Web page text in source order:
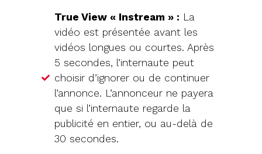
True View « Instream » : La
vidéo est présentée avant les
vidéos longues ou courtes. Après
5 secondes, l’internaute peut
choisir d’ignorer ou de continuer
l’annonce. L’annonceur ne payera
que si l’internaute regarde la
publicité en entier, ou au-delà de
30 secondes.